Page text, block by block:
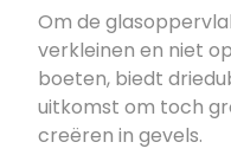
Om de
verkleinen en niet
boeten, biedt
uitkomst om toch
creëren in gevels.